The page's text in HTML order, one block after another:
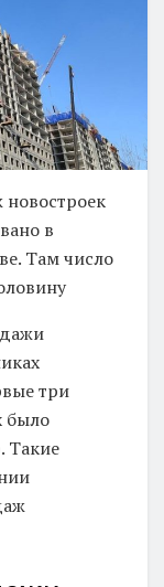
в
Там число
три
было
Такие